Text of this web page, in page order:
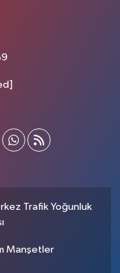
Trafik Yoğunluk
Manşetler